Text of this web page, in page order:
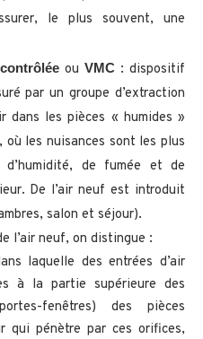
le plus souvent, une
ou VMC: dispositif
par un groupe d’extraction
dans les pièces « humides »
les nuisances sont les plus
de fumée et de
De l’air neuf est introduit
salon et séjour).
l’air neuf, on distingue :
laquelle des entrées d’air
à la partie supérieure des
fenêtres) des pièces
qui pénètre par ces orifices,